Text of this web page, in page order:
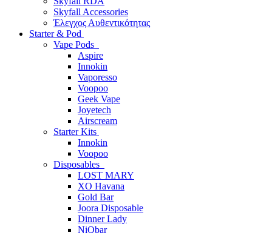
Skyfall Accessories
Έλεγχος Αυθεντικότητας
Starter & Pod
Vape Pods
Aspire
Innokin
Vaporesso
Voopoo
Geek Vape
Joyetech
Airscream
Starter Kits
Innokin
Voopoo
Disposables
LOST MARY
XO Havana
Gold Bar
Joora Disposable
Dinner Lady
NiQbar